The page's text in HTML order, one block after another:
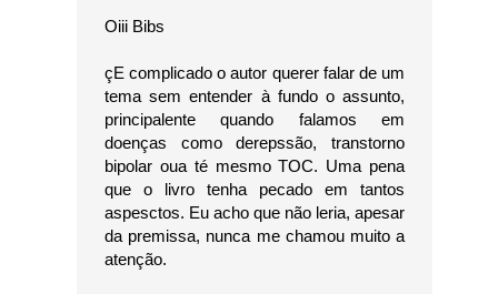
Oiii Bibs
çE complicado o autor querer falar de um
tema sem entender à fundo o assunto,
principalente quando falamos em
doenças como derepssão, transtorno
bipolar oua té mesmo TOC. Uma pena
que o livro tenha pecado em tantos
aspesctos. Eu acho que não leria, apesar
da premissa, nunca me chamou muito a
atenção.